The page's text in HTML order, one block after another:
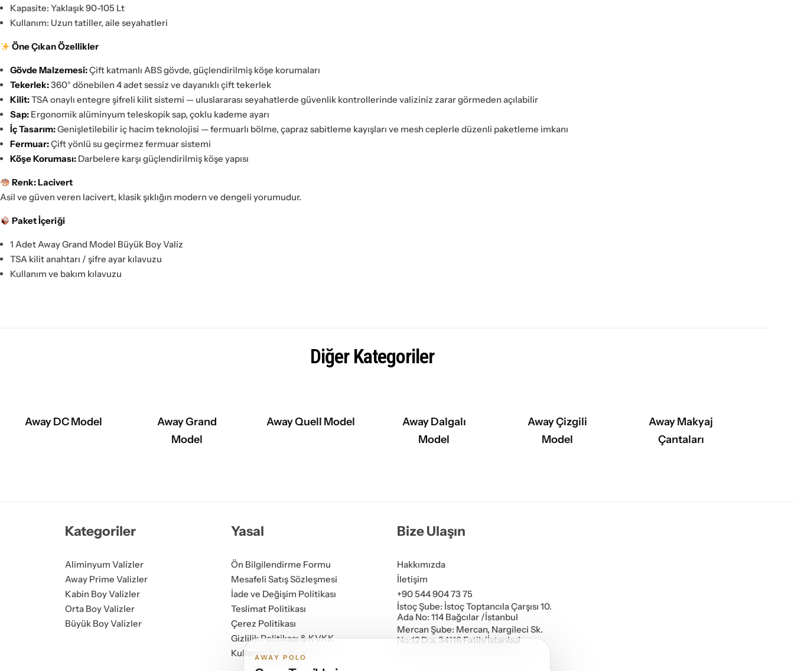
Kapasite: Yaklaşık 90-105 Lt
Kullanım: Uzun tatiller, aile seyahatleri
Öne Çıkan Özellikler
Gövde Malzemesi:Çift katmanlı ABS gövde, güçlendirilmiş köşe korumaları
Tekerlek:360° dönebilen 4 adet sessiz ve dayanıklı çift tekerlek
Kilit:TSA onaylı entegre şifreli kilit sistemi — uluslararası seyahatlerde güvenlik kontrollerinde valiziniz zarar görmeden açılabilir
Sap: Ergonomik alüminyum teleskopik sap, çoklu kademe ayarı
İç Tasarım:Genişletilebilir iç hacim teknolojisi — fermuarlı bölme, çapraz sabitleme kayışları ve mesh ceplerle düzenli paketleme imkanı
Fermuar:Çift yönlü su geçirmez fermuar sistemi
Köşe Koruması: Darbelere karşı güçlendirilmiş köşe yapısı
Renk: Lacivert
Asil ve güven veren lacivert, klasik şıklığın modern ve dengeli yorumudur.
Paket İçeriği
1 Adet Away Grand Model Büyük Boy Valiz
TSA kilit anahtarı / şifre ayar kılavuzu
Kullanım ve bakım kılavuzu
Diğer Kategoriler
Away DC Model
Away Grand
Model
Away Quell Model
Away Dalgalı
Model
Away Çizgili
Model
Away Makyaj
Çantaları
Kategoriler
Aliminyum Valizler
Away Prime Valizler
Kabin Boy Valizler
Orta Boy Valizler
Büyük Boy Valizler
Yasal
Ön Bilgilendirme Formu
Mesafeli Satış Sözleşmesi
İade ve Değişim Politikası
Teslimat Politikası
Çerez Politikası
Gizlilik Politikası & KVKK
Kullanım Koşulları
Bize Ulaşın
Hakkımızda
İletişim
+90 544 904 73 75
İstoç Şube: İstoç Toptancıla Çarşısı 10.
Ada No: 114 Bağcılar /İstanbul
Mercan Şube: Mercan, Nargileci Sk.
No:12 D:a, 34116 Fatih/İstanbul
AWAY POLO